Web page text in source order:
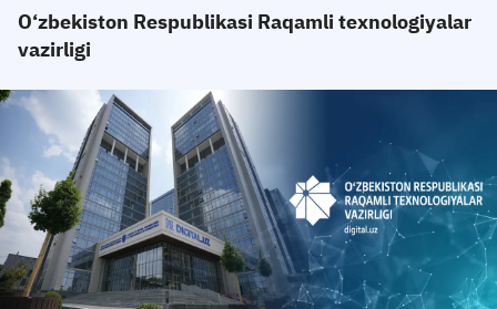
O‘zbekiston Respublikasi Raqamli texnologiyalar
vazirligi